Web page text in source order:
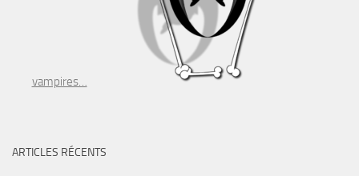
vampires…
ARTICLES RÉCENTS